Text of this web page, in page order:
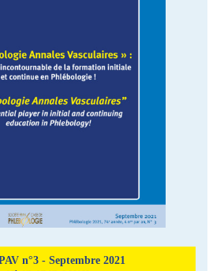
n°3 - Septembre 2021